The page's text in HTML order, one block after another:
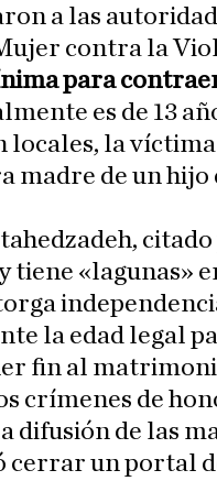
a las
contra la
para
es de 13
locales, la víctima
madre de un hijo
tiene «lagunas»
la edad legal
fin al
crímenes de
difusión de las
cerrar un portal